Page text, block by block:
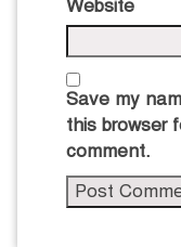
Website
Save my
this browser
comment.